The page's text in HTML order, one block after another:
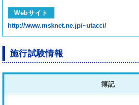
Webサイト
http://www.msknet.ne.jp/~utacci/
施行試験情報
簿記